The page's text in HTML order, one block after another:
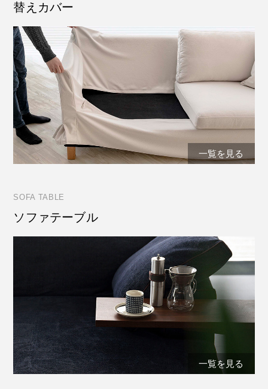
替えカバー
一覧を見る
SOFA TABLE
ソファテーブル
一覧を見る